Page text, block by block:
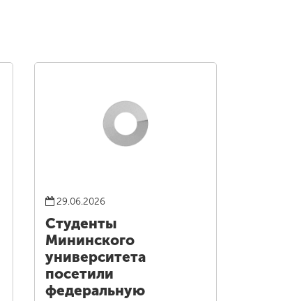
29.06.2026
Студенты
Мининского
университета
посетили
федеральную